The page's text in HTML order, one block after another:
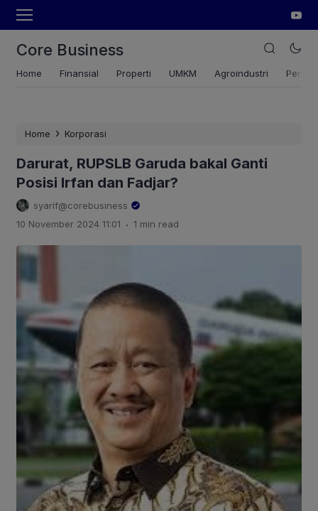
Core Business
Home Finansial Properti UMKM Agroindustri
Home › Korporasi
Darurat, RUPSLB Garuda bakal Ganti
Posisi Irfan dan Fadjar?
syarif@corebusiness
10 November 2024 11:01 . 1 min read